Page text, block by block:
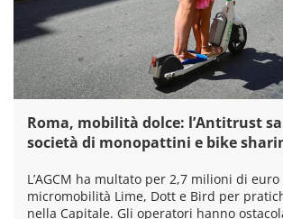
Roma, mobilità dolce: l’Antitrust
società di monopattini e bike
L’AGCM ha multato per 2,7 milioni di
micromobilità Lime, Dott e Bird per
nella Capitale. Gli operatori hanno